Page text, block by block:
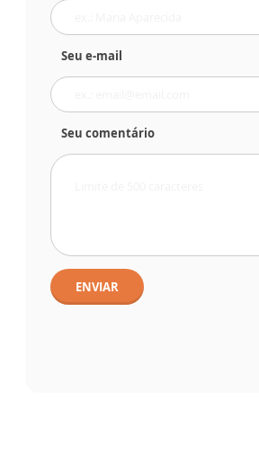
Seu e-mail
Seu comentário
ENVIAR